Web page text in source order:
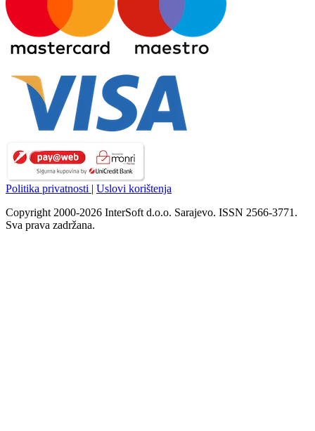
Politika privatnosti | Uslovi korištenja
Copyright 2000-2026 InterSoft d.o.o. Sarajevo. ISSN 2566-3771.
Sva prava zadržana.